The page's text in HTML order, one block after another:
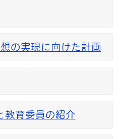
の実現に向けた計画
教育委員の紹介